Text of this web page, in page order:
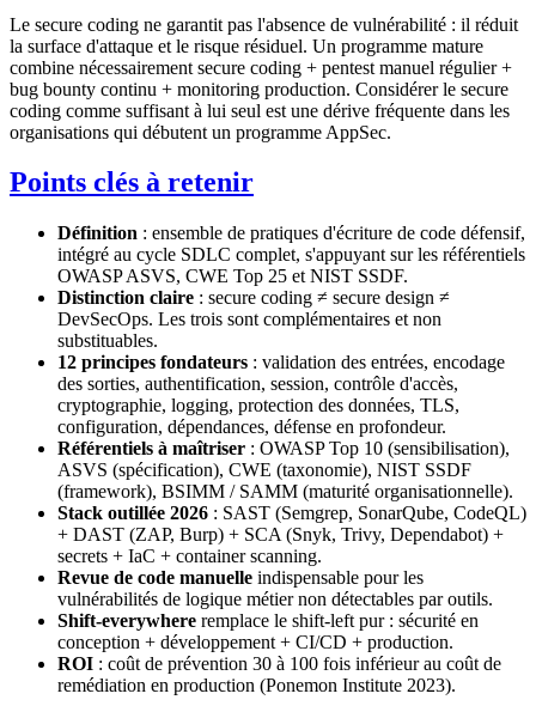
Le secure coding ne garantit pas l'absence de vulnérabilité : il réduit
la surface d'attaque et le risque résiduel. Un programme mature
combine nécessairement secure coding + pentest manuel régulier +
bug bounty continu + monitoring production. Considérer le secure
coding comme suffisant à lui seul est une dérive fréquente dans les
organisations qui débutent un programme AppSec.
Points clés à retenir
Définition : ensemble de pratiques d'écriture de code défensif,
intégré au cycle SDLC complet, s'appuyant sur les référentiels
OWASP ASVS, CWE Top 25 et NIST SSDF.
Distinction claire : secure coding ≠ secure design ≠
DevSecOps. Les trois sont complémentaires et non
substituables.
12 principes fondateurs : validation des entrées, encodage
des sorties, authentification, session, contrôle d'accès,
cryptographie, logging, protection des données, TLS,
configuration, dépendances, défense en profondeur.
Référentiels à maîtriser : OWASP Top 10 (sensibilisation),
ASVS (spécification), CWE (taxonomie), NIST SSDF
(framework), BSIMM / SAMM (maturité organisationnelle).
Stack outillée 2026 : SAST (Semgrep, SonarQube, CodeQL)
+ DAST (ZAP, Burp) + SCA (Snyk, Trivy, Dependabot) +
secrets + IaC + container scanning.
Revue de code manuelle indispensable pour les
vulnérabilités de logique métier non détectables par outils.
Shift-everywhere remplace le shift-left pur : sécurité en
conception + développement + CI/CD + production.
ROI : coût de prévention 30 à 100 fois inférieur au coût de
remédiation en production (Ponemon Institute 2023).